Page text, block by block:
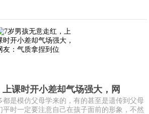
课时开小差却气场强大，网
都是模仿父母学来的，有的甚至是遗传到父母
平时一定要注意自己在孩子面前的形象，不然